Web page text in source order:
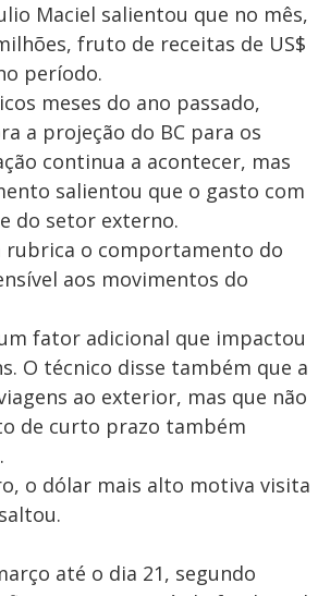
Maciel salientou que no mês,
fruto de receitas de US$
período.
meses do ano passado,
a projeção do BC para os
continua a acontecer, mas
salientou que o gasto com
do setor externo.
rubrica o comportamento do
aos movimentos do
fator adicional que impactou
O técnico disse também que a
ao exterior, mas que não
de curto prazo também
o dólar mais alto motiva visita
até o dia 21, segundo